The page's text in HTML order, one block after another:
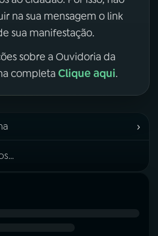
na sua mensagem o link
sua manifestação.
sobre a Ouvidoria da
completa Clique aqui.
›